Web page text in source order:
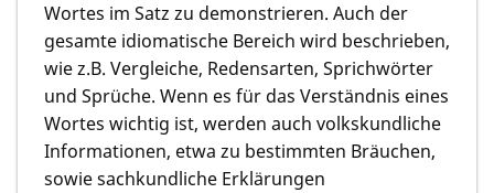
Wortes im Satz zu demonstrieren. Auch der
gesamte idiomatische Bereich wird beschrieben,
wie z.B. Vergleiche, Redensarten, Sprichwörter
und Sprüche. Wenn es für das Verständnis eines
Wortes wichtig ist, werden auch volkskundliche
Informationen, etwa zu bestimmten Bräuchen,
sowie sachkundliche Erklärungen